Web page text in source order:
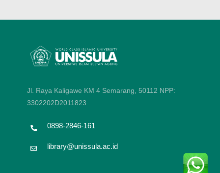
Jl. Raya Kaligawe KM 4 Semarang, 50112 NPP:
3302202D2011823
0898-2846-161
library@unissula.ac.id